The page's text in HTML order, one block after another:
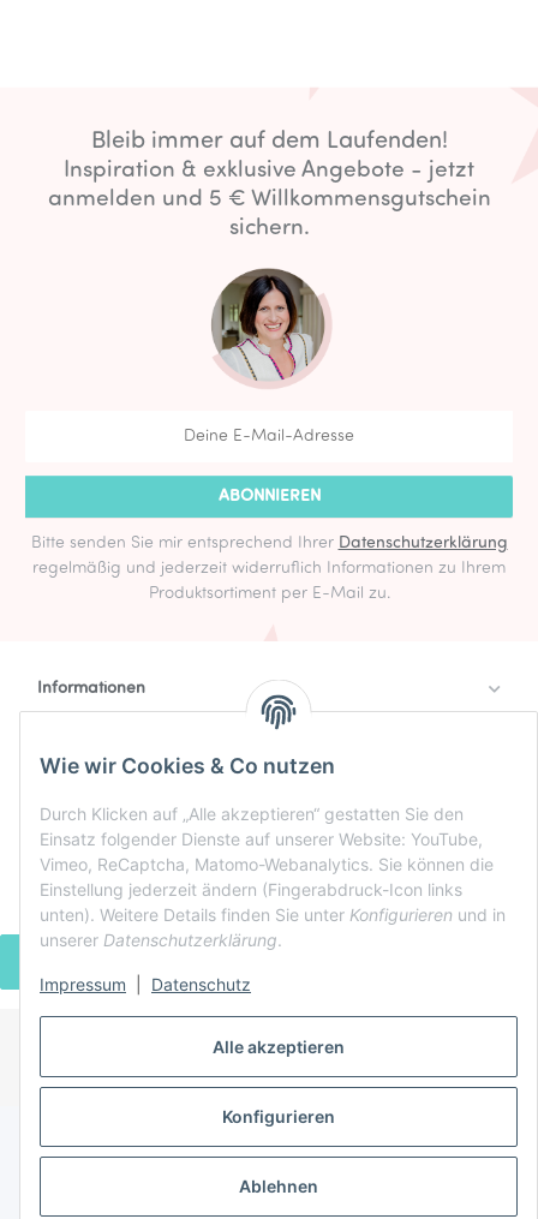
Alle akzeptieren
Konfigurieren
Ablehnen
Wie wir Cookies & Co nutzen
Durch Klicken auf „Alle akzeptieren“ gestatten Sie den
Einsatz folgender Dienste auf unserer Website: YouTube,
Vimeo, ReCaptcha, Matomo-Webanalytics. Sie können die
Einstellung jederzeit ändern (Fingerabdruck-Icon links
unten). Weitere Details finden Sie unter Konfigurieren und in
unserer Datenschutzerklärung.
Impressum Datenschutz
Bleib immer auf dem Laufenden!
Inspiration & exklusive Angebote - jetzt
anmelden und 5 € Willkommensgutschein
sichern.
ABONNIEREN
Bitte senden Sie mir entsprechend Ihrer Datenschutzerklärung
regelmäßig und jederzeit widerruflich Informationen zu Ihrem
Produktsortiment per E-Mail zu.
Informationen
Zahlung & Versand
Powered byJTL-Shop